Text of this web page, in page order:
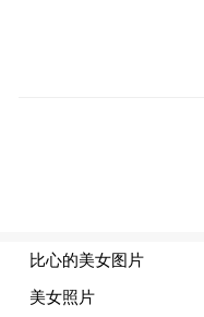
域），总共有5块。